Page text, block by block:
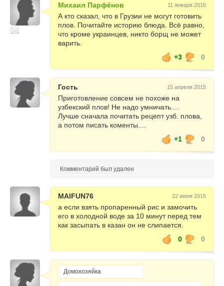
Михаил Парфёнов 11 января 2015
А кто сказал, что в Грузии не могут готовить
плов. Почитайте историю блюда. Всё равно,
что кроме украинцев, никто борщ не может
варить.
+3
0
Гость 15 апреля 2015
Приготовление совсем не похоже на
узбекский плов! Не надо умничать....
Лучше сначала почитать рецепт узб. плова,
а потом писать коменты....
+1
0
Комментарий был удален
MAIFUN76 22 июня 2015
а если взять пропаренный рис и замочить
его в холодной воде за 10 минут перед тем
как засыпать в казан он не слипается.
0
0